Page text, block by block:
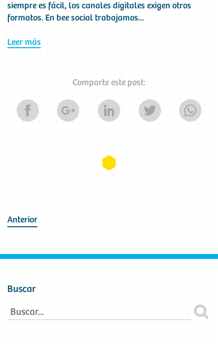
siempre es fácil, los canales digitales exigen otros
formatos. En bee social trabajamos...
Leer más
Comparte este post:
anterior
Buscar